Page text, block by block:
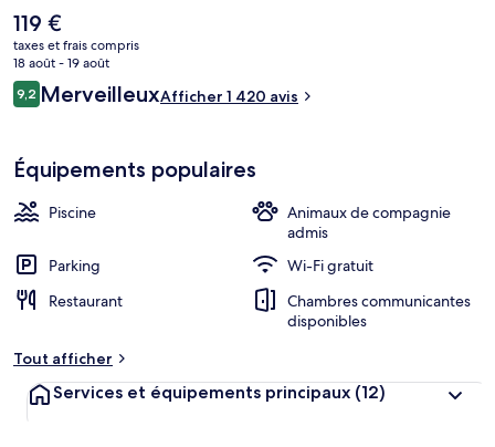
une salle de fitness ouverte 24 h/24, une salle de fitness et un
snack-bar/une épicerie fine. Sympa non ? Le personnel attentionné
et le petit déjeuner remportent un franc succès auprès des autres
voyageurs.
Le
prix
actuel
est
de
119 €
taxes et frais compris
18 août - 19 août
Avis
voyageurs
9,29,2 sur 10
MerveilleuxAfficher 1 420 avis
Équipements populaires
Piscine
Animaux de compagnie
admis
Parking
Wi-Fi gratuit
Restaurant
Chambres communicantes
disponibles
Tout afficher
Services et équipements principaux (12)